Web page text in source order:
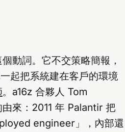
動詞。它不交策略簡報，
起把系統建在客戶的環境
。a16z 合夥人 Tom
來：2011 年 Palantir 把
engineer」，內部還